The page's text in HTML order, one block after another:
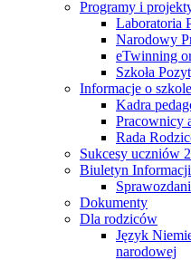
Programy i
Laboratoria
Narodowy
eTwinning
Szkoła
Informacje o szkole
Kadra
Pracownicy
Rada
Sukcesy uczniów
Biuletyn
Dokumenty
Dla rodziców
Język
narodowej